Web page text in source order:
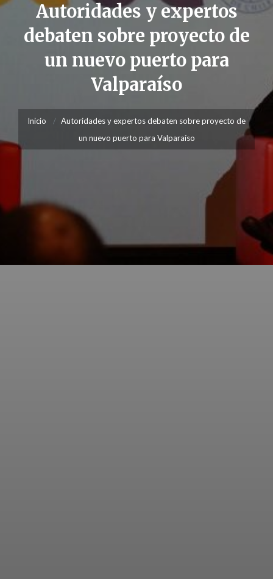
Autoridades y expertos
debaten sobre proyecto de
un nuevo puerto para
Valparaíso
Inicio
Autoridades y expertos debaten sobre proyecto de
un nuevo puerto para Valparaíso